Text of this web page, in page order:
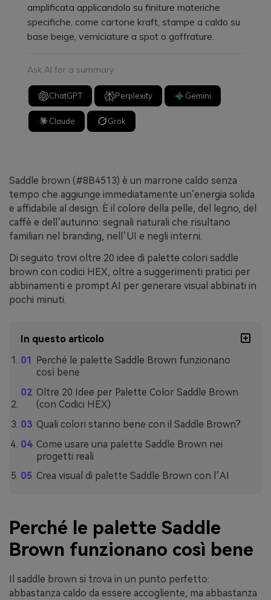
amplificata applicandolo su finiture materiche
specifiche, come cartone kraft, stampe a caldo su
base beige, verniciature a spot o goffrature.
Ask AI for a summary
ChatGPT Perplexity Gemini
Claude Grok
Saddle brown (#8B4513) è un marrone caldo senza
tempo che aggiunge immediatamente un’energia solida
e affidabile al design. È il colore della pelle, del legno, del
caffè e dell’autunno: segnali naturali che risultano
familiari nel branding, nell’UI e negli interni.
Di seguito trovi oltre 20 idee di palette colori saddle
brown con codici HEX, oltre a suggerimenti pratici per
abbinamenti e prompt AI per generare visual abbinati in
pochi minuti.
In questo articolo
Perché le palette Saddle Brown funzionano
così bene
Oltre 20 Idee per Palette Color Saddle Brown
(con Codici HEX)
Quali colori stanno bene con il Saddle Brown?
Come usare una palette Saddle Brown nei
progetti reali
Crea visual di palette Saddle Brown con l’AI
Perché le palette Saddle
Brown funzionano così bene
Il saddle brown si trova in un punto perfetto:
abbastanza caldo da essere accogliente, ma abbastanza